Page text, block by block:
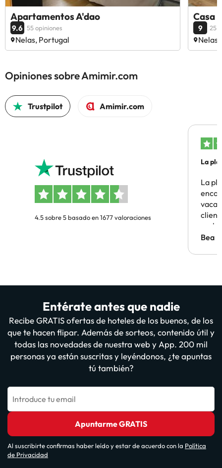
Apartamentos A'dao
9.6 55 opiniones
Nelas, Portugal
Casa
9 25
Opiniones sobre Amimir.com
Trustpilot Amimir.com
4.5 sobre 5 basado en 1677 valoraciones
La
La
Bea
Entérate antes que nadie
Recibe GRATIS ofertas de hoteles de los buenos, de los
que te hacen flipar. Además de sorteos, contenido útil y
todas las novedades de nuestra web y App. 200 mil
personas ya están suscritas y leyéndonos, ¿te apuntas
tú también?
Introduce tu email
Apuntarme GRATIS
Al suscribirte confirmas haber leído y estar de acuerdo con la Política
de Privacidad